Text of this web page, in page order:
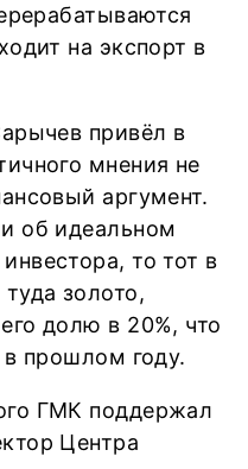
на экспорт в
привёл в
мнения не
аргумент.
об идеальном
то тот в
золото,
долю в 20%, что
прошлом году.
ГМК поддержал
Центра